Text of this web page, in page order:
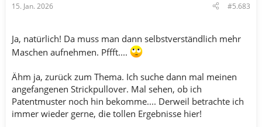
15. Jan. 2026 #5.683
Ja, natürlich! Da muss man dann selbstverständlich mehr
Maschen aufnehmen. Pffft....
Ähm ja, zurück zum Thema. Ich suche dann mal meinen
angefangenen Strickpullover. Mal sehen, ob ich
Patentmuster noch hin bekomme.... Derweil betrachte ich
immer wieder gerne, die tollen Ergebnisse hier!